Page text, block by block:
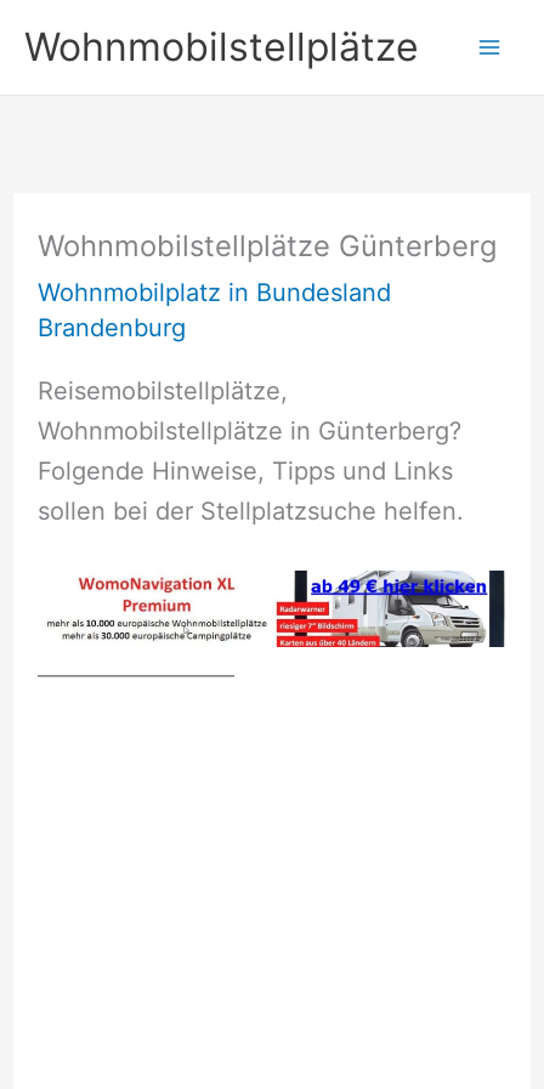
Inhalt
springen
Wohnmobilstellplätze
Wohnmobilstellplätze Günterberg
Wohnmobilplatz in Bundesland
Brandenburg
Reisemobilstellplätze,
Wohnmobilstellplätze in Günterberg?
Folgende Hinweise, Tipps und Links
sollen bei der Stellplatzsuche helfen.